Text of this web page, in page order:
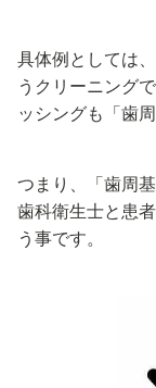
具体例としては
うクリーニング
ッシングも「歯
つまり、「歯周
歯科衛生士と患
う事です。